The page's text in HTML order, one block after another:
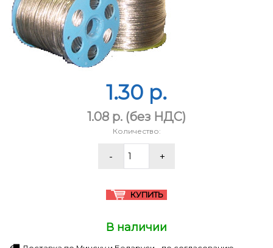
1.30 p.
1.08 p. (без НДС)
Количество:
В наличии